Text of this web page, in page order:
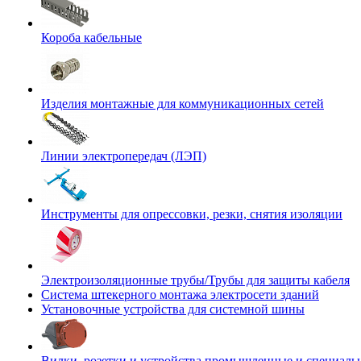
Короба кабельные
Изделия монтажные для коммуникационных сетей
Линии электропередач (ЛЭП)
Инструменты для опрессовки, резки, снятия изоляции
Электроизоляционные трубы/Трубы для защиты кабеля
Система штекерного монтажа электросети зданий
Установочные устройства для системной шины